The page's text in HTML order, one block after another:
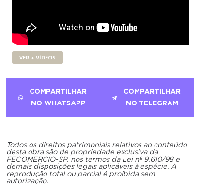
VER + VÍDEOS
COMPARTILHAR
NO WHATSAPP
COMPARTILHAR
NO TELEGRAM
Todos os direitos patrimoniais relativos ao conteúdo
desta obra são de propriedade exclusiva da
FECOMERCIO-SP, nos termos da Lei nº 9.610/98 e
demais disposições legais aplicáveis à espécie. A
reprodução total ou parcial é proibida sem
autorização.